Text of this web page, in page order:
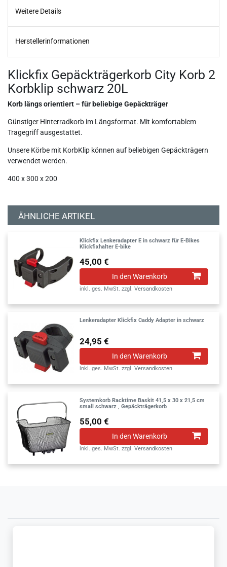
Weitere Details
Herstellerinformationen
Klickfix Gepäckträgerkorb City Korb 2
Korbklip schwarz 20L
Korb längs orientiert – für beliebige Gepäckträger
Günstiger Hinterradkorb im Längsformat. Mit komfortablem
Tragegriff ausgestattet.
Unsere Körbe mit KorbKlip können auf beliebigen Gepäckträgern
verwendet werden.
400 x 300 x 200
ÄHNLICHE ARTIKEL
Klickfix Lenkeradapter E in schwarz für E-Bikes
Klickfixhalter E-bike
45,00 €
In den Warenkorb
inkl. ges. MwSt. zzgl.Versandkosten
Lenkeradapter Klickfix Caddy Adapter in schwarz
24,95 €
In den Warenkorb
inkl. ges. MwSt. zzgl.Versandkosten
Systemkorb Racktime Baskit 41,5 x 30 x 21,5 cm
small schwarz , Gepäckträgerkorb
55,00 €
In den Warenkorb
inkl. ges. MwSt. zzgl.Versandkosten